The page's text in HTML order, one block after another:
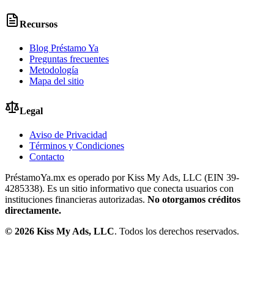
Recursos
Blog Préstamo Ya
Preguntas frecuentes
Metodología
Mapa del sitio
Legal
Aviso de Privacidad
Términos y Condiciones
Contacto
PréstamoYa.mx es operado por Kiss My Ads, LLC (EIN 39-
4285338). Es un sitio informativo que conecta usuarios con
instituciones financieras autorizadas. No otorgamos créditos
directamente.
© 2026 Kiss My Ads, LLC. Todos los derechos reservados.